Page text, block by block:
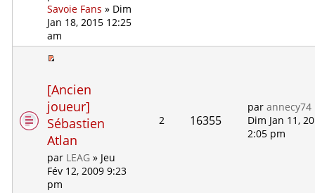
Savoie Fans » Dim
Jan 18, 2015 12:25
am
[Ancien
joueur]
Sébastien
Atlan
par LEAG » Jeu
Fév 12, 2009 9:23
pm
2 16355
parannecy74
Dim Jan 11,
2:05 pm